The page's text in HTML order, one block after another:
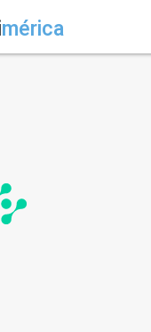
mérica